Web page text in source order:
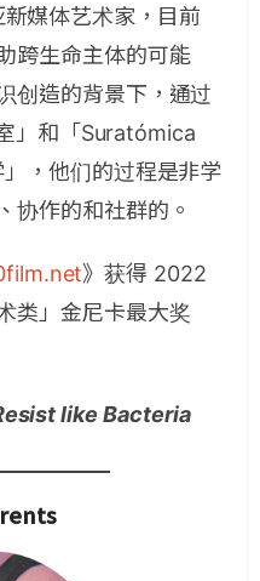
媒体艺术家，目前
跨生命主体的可能
创造的背景下，通过
」和「Suratómica
，他们的过程是非学
协作的和社群的。
》获得 2022
类」金尼卡最大奖
like Bacteria